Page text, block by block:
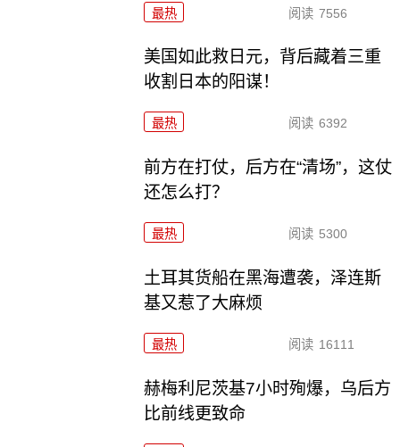
最热 阅读 7556
美国如此救日元，背后藏着三重
收割日本的阳谋！
最热 阅读 6392
前方在打仗，后方在“清场”，这仗
还怎么打？
最热 阅读 5300
土耳其货船在黑海遭袭，泽连斯
基又惹了大麻烦
最热 阅读 16111
赫梅利尼茨基7小时殉爆，乌后方
比前线更致命